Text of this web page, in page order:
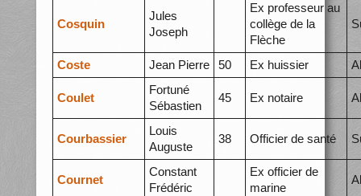
Cosquin
Jules
Joseph
Ex professeur au
collège de la
Flèche
Coste Jean Pierre 50 Ex huissier
Coulet
Fortuné
Sébastien
45 Ex notaire
Courbassier
Louis
Auguste
38 Officier de santé
Cournet
Constant
Frédéric
Ex officier de
marine